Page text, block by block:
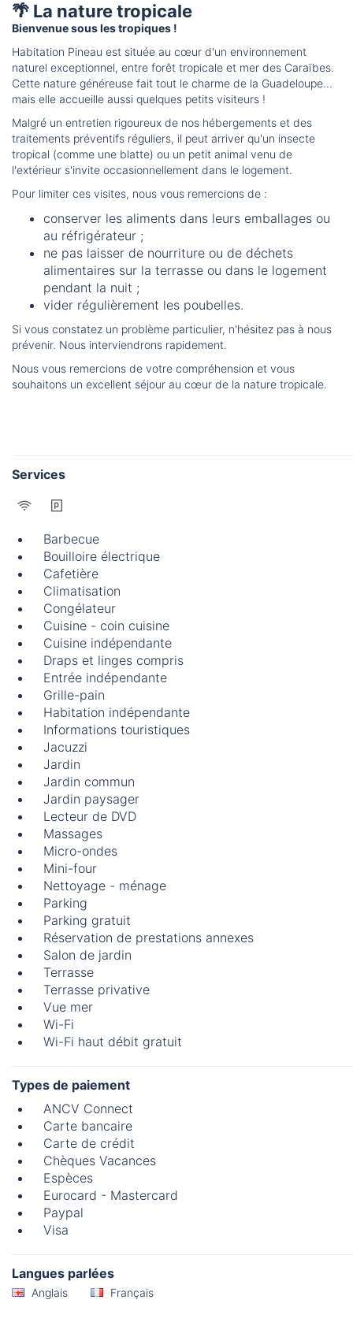
🌴 La nature tropicale
Bienvenue sous les tropiques !
Habitation Pineau est située au cœur d'un environnement
naturel exceptionnel, entre forêt tropicale et mer des Caraïbes.
Cette nature généreuse fait tout le charme de la Guadeloupe...
mais elle accueille aussi quelques petits visiteurs !
Malgré un entretien rigoureux de nos hébergements et des
traitements préventifs réguliers, il peut arriver qu'un insecte
tropical (comme une blatte) ou un petit animal venu de
l'extérieur s'invite occasionnellement dans le logement.
Pour limiter ces visites, nous vous remercions de :
conserver les aliments dans leurs emballages ou
au réfrigérateur ;
ne pas laisser de nourriture ou de déchets
alimentaires sur la terrasse ou dans le logement
pendant la nuit ;
vider régulièrement les poubelles.
Si vous constatez un problème particulier, n'hésitez pas à nous
prévenir. Nous interviendrons rapidement.
Nous vous remercions de votre compréhension et vous
souhaitons un excellent séjour au cœur de la nature tropicale.
Services
Barbecue
Bouilloire électrique
Cafetière
Climatisation
Congélateur
Cuisine - coin cuisine
Cuisine indépendante
Draps et linges compris
Entrée indépendante
Grille-pain
Habitation indépendante
Informations touristiques
Jacuzzi
Jardin
Jardin commun
Jardin paysager
Lecteur de DVD
Massages
Micro-ondes
Mini-four
Nettoyage - ménage
Parking
Parking gratuit
Réservation de prestations annexes
Salon de jardin
Terrasse
Terrasse privative
Vue mer
Wi-Fi
Wi-Fi haut débit gratuit
Types de paiement
ANCV Connect
Carte bancaire
Carte de crédit
Chèques Vacances
Espèces
Eurocard - Mastercard
Paypal
Visa
Langues parlées
Anglais Français